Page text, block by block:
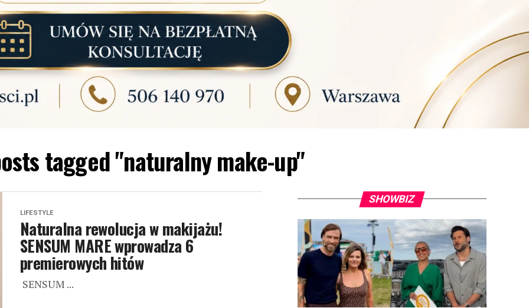
tagged "naturalny make-up"
LIFESTYLE
Naturalna rewolucja w makijażu!
SENSUM MARE wprowadza 6
premierowych hitów
SENSUM ...
SHOWBIZ